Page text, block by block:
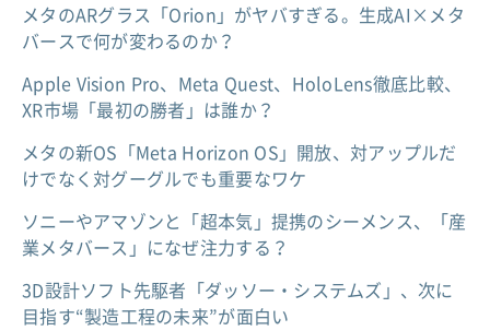
メタのARグラス「Orion」がヤバすぎる。生成AI×メタ
バースで何が変わるのか？
Apple Vision Pro、Meta Quest、HoloLens徹底比較、
XR市場「最初の勝者」は誰か？
メタの新OS「Meta Horizon OS」開放、対アップルだ
けでなく対グーグルでも重要なワケ
ソニーやアマゾンと「超本気」提携のシーメンス、「産
業メタバース」になぜ注力する？
3D設計ソフト先駆者「ダッソー・システムズ」、次に
目指す“製造工程の未来”が面白い